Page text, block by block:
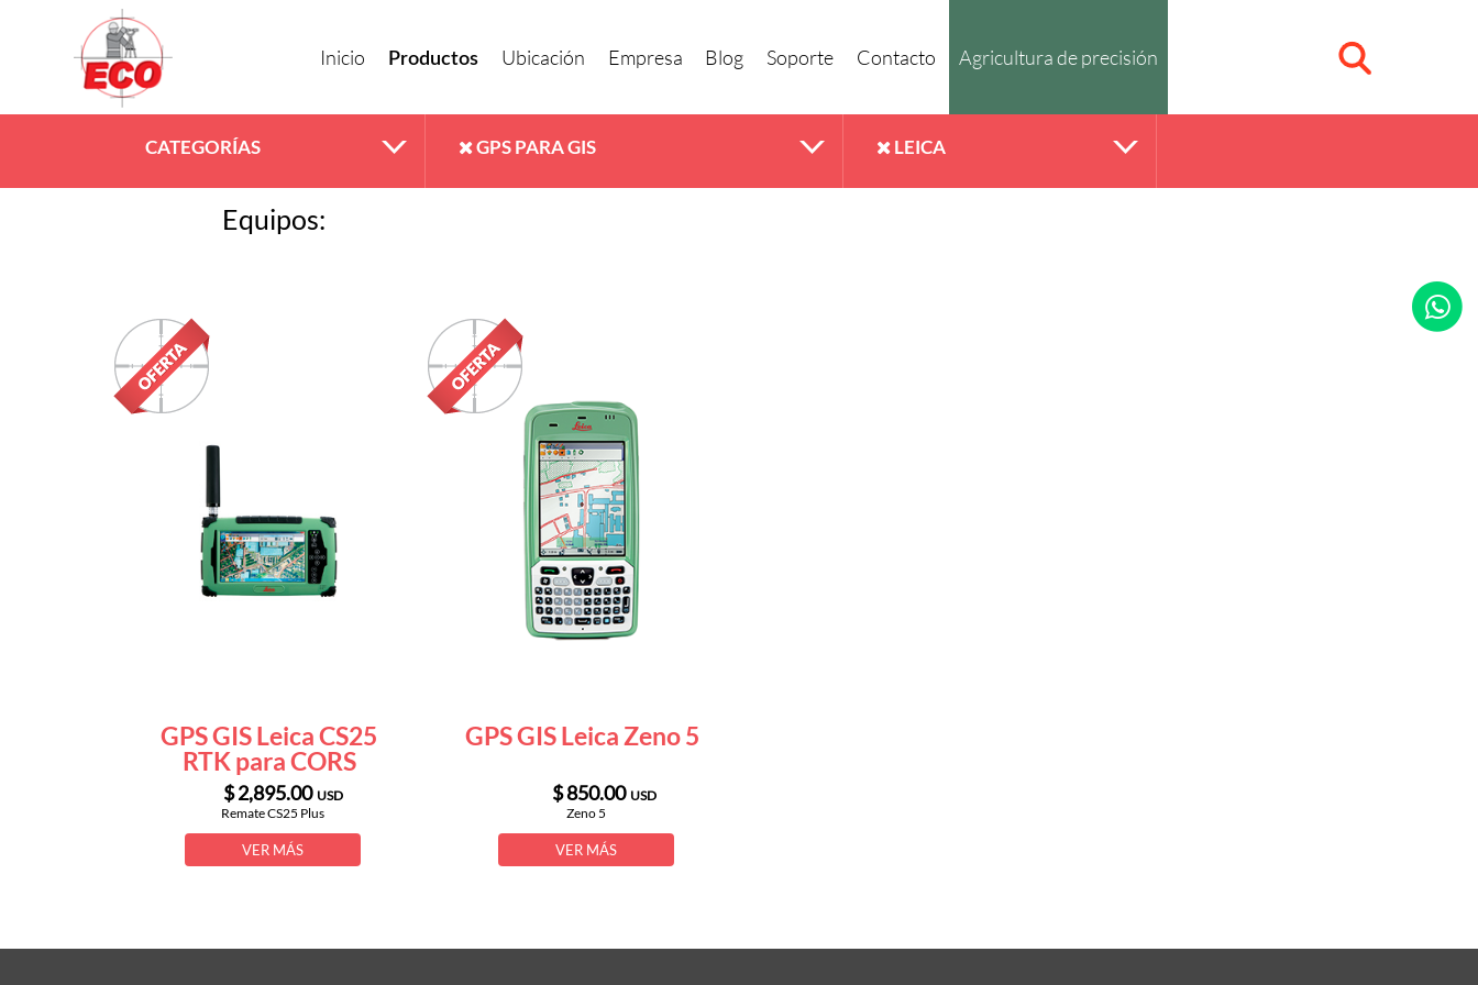
Inicio Productos Ubicación Empresa Blog Soporte Contacto Agricultura de precisión
CATEGORÍAS GPS PARA GIS LEICA
Equipos:
GPS GIS Leica CS25
RTK para CORS
$ 2,895.00 USD
Remate CS25 Plus
VER MÁS
GPS GIS Leica Zeno 5
$ 850.00 USD
Zeno 5
VER MÁS